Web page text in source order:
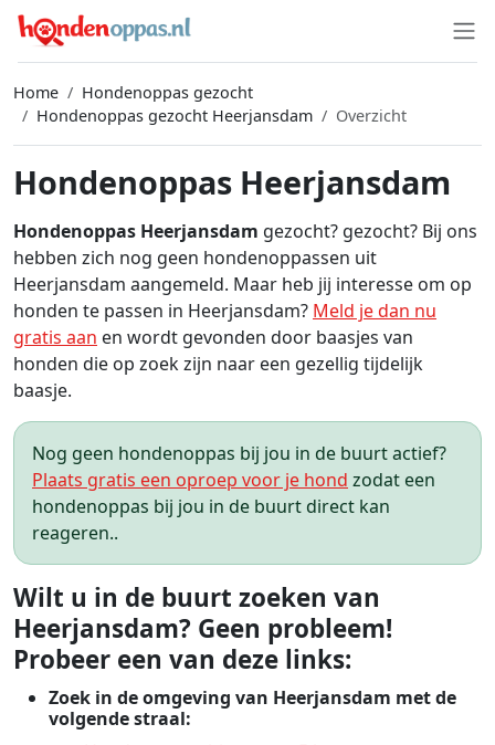
Home
Hondenoppas gezocht
Hondenoppas gezocht Heerjansdam
Overzicht
Hondenoppas Heerjansdam
Hondenoppas Heerjansdam gezocht? gezocht? Bij ons
hebben zich nog geen hondenoppassen uit
Heerjansdam aangemeld. Maar heb jij interesse om op
honden te passen in Heerjansdam? Meld je dan nu
gratis aan en wordt gevonden door baasjes van
honden die op zoek zijn naar een gezellig tijdelijk
baasje.
Nog geen hondenoppas bij jou in de buurt actief?
Plaats gratis een oproep voor je hond zodat een
hondenoppas bij jou in de buurt direct kan
reageren..
Wilt u in de buurt zoeken van
Heerjansdam? Geen probleem!
Probeer een van deze links:
Zoek in de omgeving van Heerjansdam met de
volgende straal: